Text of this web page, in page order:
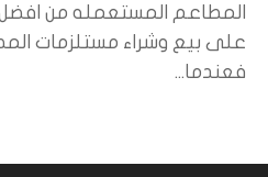
المطاعم المستعمله من
على بيع وشراء مستلزمات
فعندما...